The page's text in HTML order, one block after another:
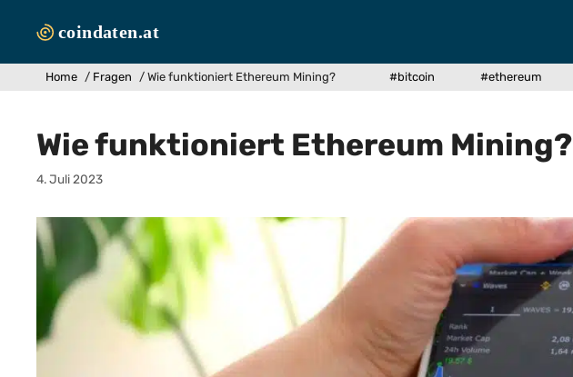
Inhalt
Home / Fragen / Wie funktioniert Ethereum Mining? #bitcoin #ethereum
Wie funktioniert Ethereum Mining?
4. Juli 2023